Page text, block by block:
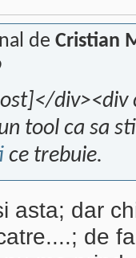
de Cristian
div><div
tool ca sa
ce trebuie.
asta; dar
de